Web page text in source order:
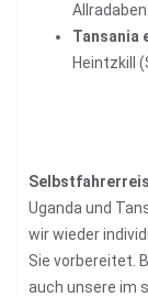
Tansania
Heintzkill
Uganda und
wir wieder
Sie vorbereitet.
auch unsere im